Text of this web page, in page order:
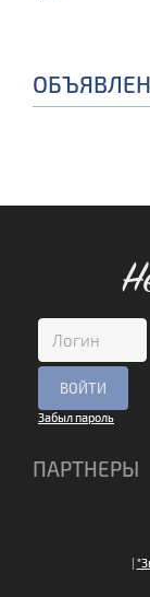
Забыл пароль
ПАРТНЕРЫ
|